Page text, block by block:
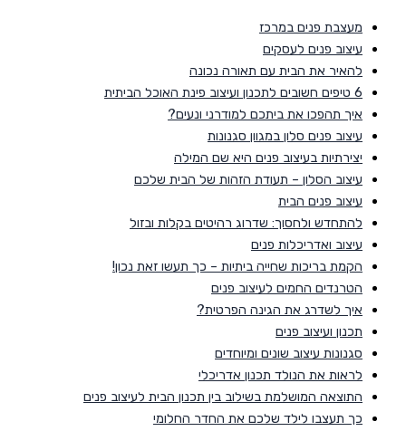
מעצבת פנים במרכז
עיצוב פנים לעסקים
להאיר את הבית עם תאורה נכונה
6 טיפים חשובים לתכנון ועיצוב פינת האוכל הביתית
איך תהפכו את ביתכם למודרני ונעים?
עיצוב פנים סלון במגוון סגנונות
יצירתיות בעיצוב פנים היא שם המילה
עיצוב הסלון – תעודת הזהות של הבית שלכם
עיצוב פנים הבית
להתחדש ולחסוך: שדרוג רהיטים בקלות ובזול
עיצוב ואדריכלות פנים
הקמת בריכות שחייה ביתיות – כך תעשו זאת נכון!
הטרנדים החמים לעיצוב פנים
איך לשדרג את הגינה הפרטית?
תכנון ועיצוב פנים
סגנונות עיצוב שונים ומיוחדים
לראות את הנולד תכנון אדריכלי
התוצאה המושלמת בשילוב בין תכנון הבית לעיצוב פנים
כך תעצבו לילד שלכם את החדר החלומי